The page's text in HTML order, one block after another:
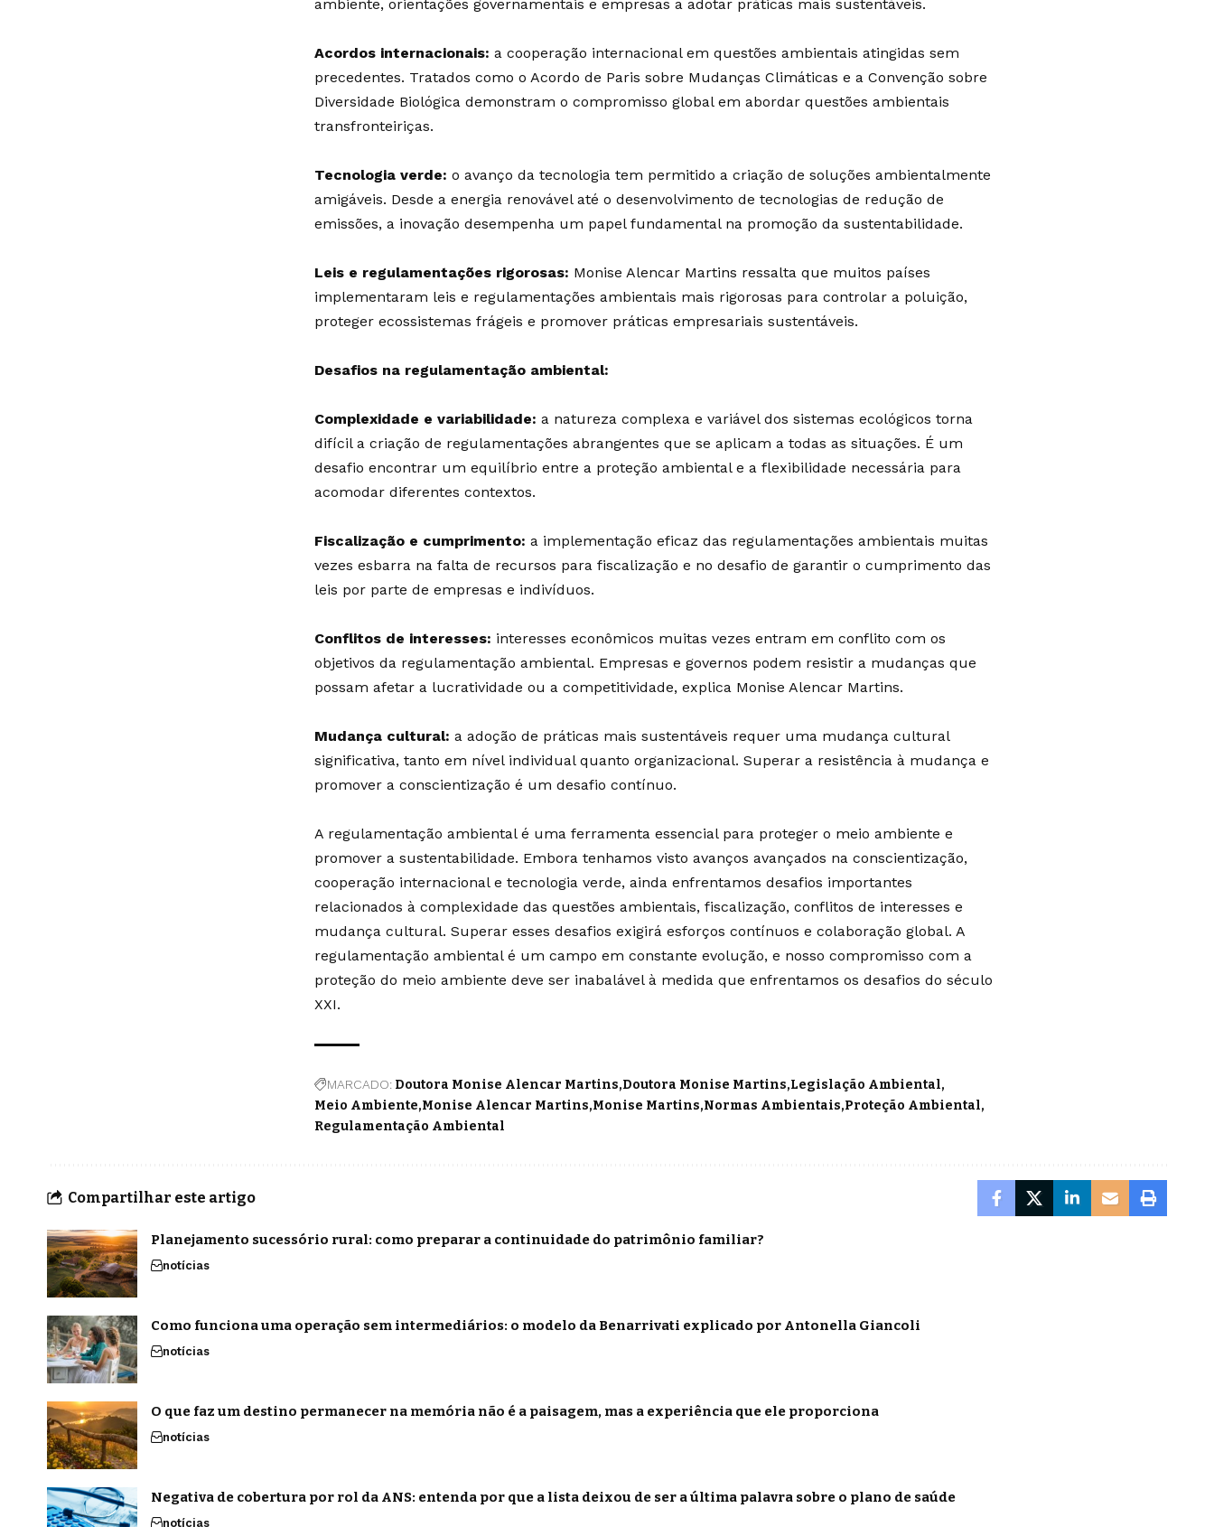
ambiente, orientações governamentais e empresas a adotar práticas mais sustentáveis.
Acordos internacionais: a cooperação internacional em questões ambientais atingidas sem
precedentes. Tratados como o Acordo de Paris sobre Mudanças Climáticas e a Convenção sobre
Diversidade Biológica demonstram o compromisso global em abordar questões ambientais
transfronteiriças.
Tecnologia verde: o avanço da tecnologia tem permitido a criação de soluções ambientalmente
amigáveis. Desde a energia renovável até o desenvolvimento de tecnologias de redução de
emissões, a inovação desempenha um papel fundamental na promoção da sustentabilidade.
Leis e regulamentações rigorosas: Monise Alencar Martins ressalta que muitos países
implementaram leis e regulamentações ambientais mais rigorosas para controlar a poluição,
proteger ecossistemas frágeis e promover práticas empresariais sustentáveis.
Desafios na regulamentação ambiental:
Complexidade e variabilidade: a natureza complexa e variável dos sistemas ecológicos torna
difícil a criação de regulamentações abrangentes que se aplicam a todas as situações. É um
desafio encontrar um equilíbrio entre a proteção ambiental e a flexibilidade necessária para
acomodar diferentes contextos.
Fiscalização e cumprimento: a implementação eficaz das regulamentações ambientais muitas
vezes esbarra na falta de recursos para fiscalização e no desafio de garantir o cumprimento das
leis por parte de empresas e indivíduos.
Conflitos de interesses: interesses econômicos muitas vezes entram em conflito com os
objetivos da regulamentação ambiental. Empresas e governos podem resistir a mudanças que
possam afetar a lucratividade ou a competitividade, explica Monise Alencar Martins.
Mudança cultural: a adoção de práticas mais sustentáveis ​​requer uma mudança cultural
significativa, tanto em nível individual quanto organizacional. Superar a resistência à mudança e
promover a conscientização é um desafio contínuo.
A regulamentação ambiental é uma ferramenta essencial para proteger o meio ambiente e
promover a sustentabilidade. Embora tenhamos visto avanços avançados na conscientização,
cooperação internacional e tecnologia verde, ainda enfrentamos desafios importantes
relacionados à complexidade das questões ambientais, fiscalização, conflitos de interesses e
mudança cultural. Superar esses desafios exigirá esforços contínuos e colaboração global. A
regulamentação ambiental é um campo em constante evolução, e nosso compromisso com a
proteção do meio ambiente deve ser inabalável à medida que enfrentamos os desafios do século
XXI.
MARCADO: Doutora Monise Alencar Martins Doutora Monise Martins Legislação Ambiental
Meio Ambiente Monise Alencar Martins Monise Martins Normas Ambientais Proteção Ambiental
Regulamentação Ambiental
Compartilhar este artigo
Planejamento sucessório rural: como preparar a continuidade do patrimônio familiar?
notícias
Como funciona uma operação sem intermediários: o modelo da Benarrivati explicado por Antonella Giancoli
notícias
O que faz um destino permanecer na memória não é a paisagem, mas a experiência que ele proporciona
notícias
Negativa de cobertura por rol da ANS: entenda por que a lista deixou de ser a última palavra sobre o plano de saúde
notícias